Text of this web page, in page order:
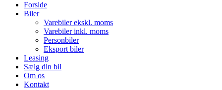
Forside
Biler
Varebiler ekskl. moms
Varebiler inkl. moms
Personbiler
Eksport biler
Leasing
Sælg din bil
Om os
Kontakt